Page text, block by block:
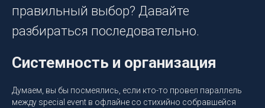
правильный выбор? Давайте
разбираться последовательно.
Системность и организация
Думаем, вы бы посмеялись, если кто-то провел параллель
между special event в офлайне со стихийно собравшейся